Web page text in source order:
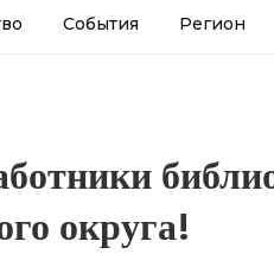
События Регион
округа!